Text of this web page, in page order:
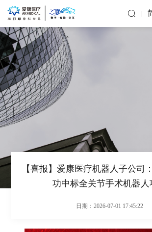
【喜报】爱康医疗机器人子公司
功中标全关节手术机器人
日期：2026-07-01 17:45:22